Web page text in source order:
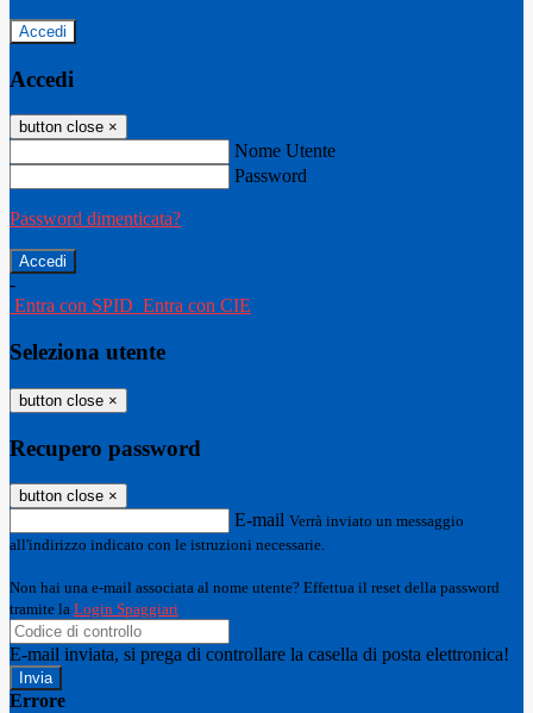
Accedi
Accedi
button close ×
Nome Utente
Password
Password dimenticata?
-
Entra con SPID Entra con CIE
Seleziona utente
button close ×
Recupero password
button close ×
E-mail Verrà inviato un messaggio
all'indirizzo indicato con le istruzioni necessarie.
Non hai una e-mail associata al nome utente? Effettua il reset della password
tramite la Login Spaggiari
E-mail inviata, si prega di controllare la casella di posta elettronica!
Errore